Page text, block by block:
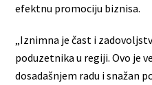
efektnu promociju biznisa.
„Iznimna je čast i
poduzetnika u regiji. Ovo je
dosadašnjem radu i snažan